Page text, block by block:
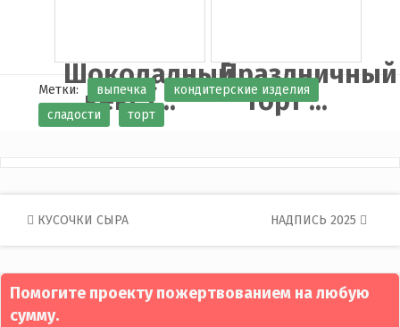
Шоколадный
кекс (...
Праздничный
торт ...
Метки: выпечка
кондитерские изделия
сладости
торт
Post
navigation
КУСОЧКИ СЫРА НАДПИСЬ 2025
Помогите проекту пожертвованием на любую
сумму.